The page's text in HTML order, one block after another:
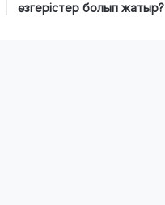
өзгерістер болып жатыр?